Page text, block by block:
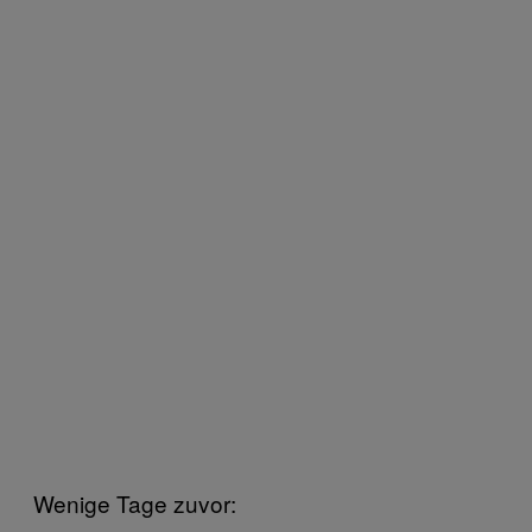
Wenige Tage zuvor: